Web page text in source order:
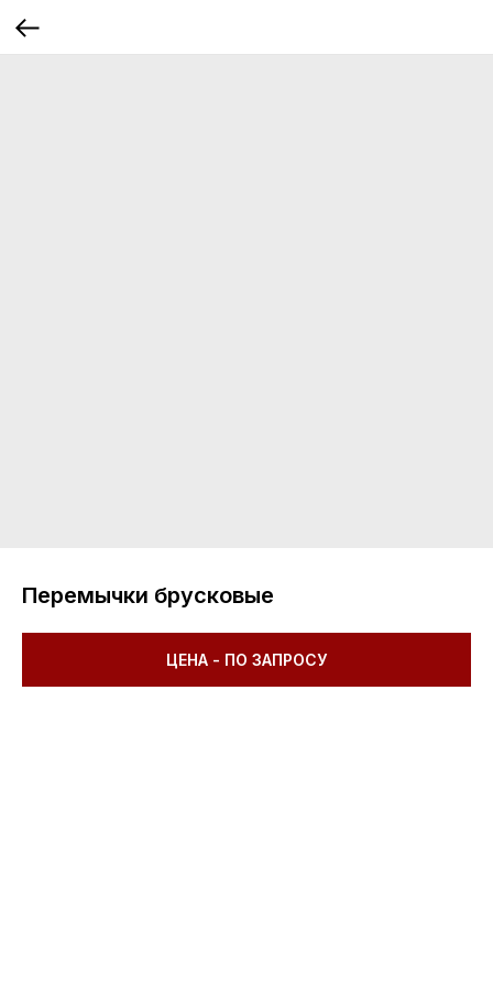
Перемычки брусковые
ЦЕНА - ПО ЗАПРОСУ